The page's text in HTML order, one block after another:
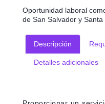
Oportunidad laboral
de San Salvador y Santa
Descripción
Detalles adicionales